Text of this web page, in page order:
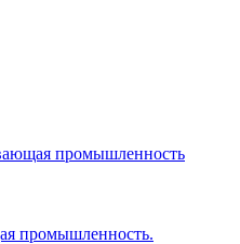
промышленность
промышленность.